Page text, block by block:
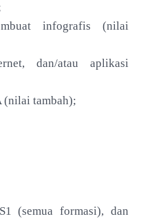
infografis (nilai
dan/atau aplikasi
(nilai tambah);
(semua formasi), dan